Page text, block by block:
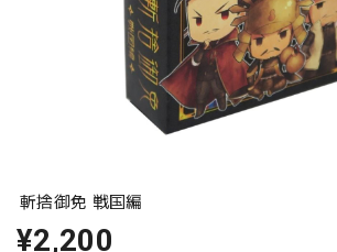
斬捨御免 戦国編
¥2,200